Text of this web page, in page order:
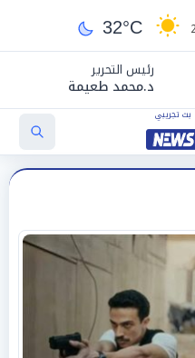
32°C
رئيس التحرير
د.محمد طعيمة